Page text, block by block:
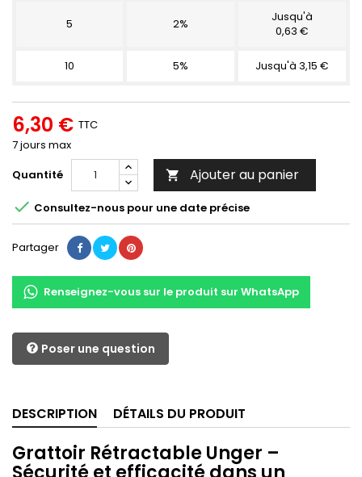
5 2%
Jusqu'à
0,63 €
10 5% Jusqu'à 3,15 €
6,30 € TTC
7 jours max
Quantité
 Ajouter au panier
 Consultez-nous pour une date précise
Partager
Renseignez-vous sur le produit sur WhatsApp
Poser une question
DESCRIPTION DÉTAILS DU PRODUIT
Grattoir Rétractable Unger –